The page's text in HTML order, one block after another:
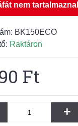
nem
BK150ECO
Raktáron
Ft
+